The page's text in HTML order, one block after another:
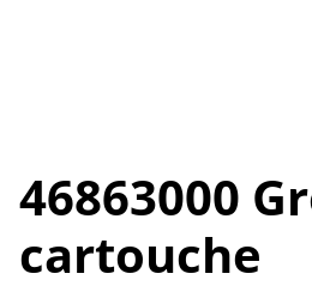
46863000
cartouche